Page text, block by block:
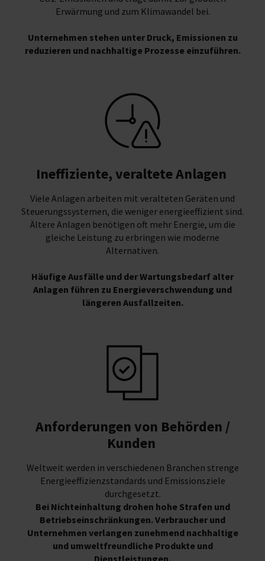
Erwärmung und zum Klimawandel bei.
Unternehmen stehen unter Druck, Emissionen zu
reduzieren und nachhaltige Prozesse einzuführen.
Ineffiziente, veraltete Anlagen
Viele Anlagen arbeiten mit veralteten Geräten und
Steuerungssystemen, die weniger energieeffizient sind.
Ältere Anlagen benötigen oft mehr Energie, um die
gleiche Leistung zu erbringen wie moderne
Alternativen.
Häufige Ausfälle und der Wartungsbedarf alter
Anlagen führen zu Energieverschwendung und
längeren Ausfallzeiten.
Anforderungen von Behörden /
Kunden
Weltweit werden in verschiedenen Branchen strenge
Energieeffizienzstandards und Emissionsziele
durchgesetzt.
Bei Nichteinhaltung drohen hohe Strafen und
Betriebseinschränkungen. Verbraucher und
Unternehmen verlangen zunehmend nachhaltige
und umweltfreundliche Produkte und